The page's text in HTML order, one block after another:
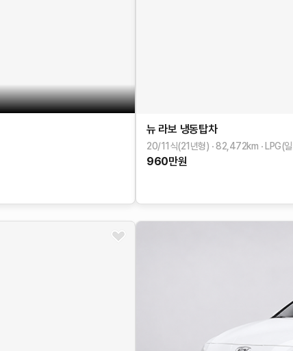
뉴 라보 냉동탑차
20/11식(21년형) 82,472km LPG(
960만원